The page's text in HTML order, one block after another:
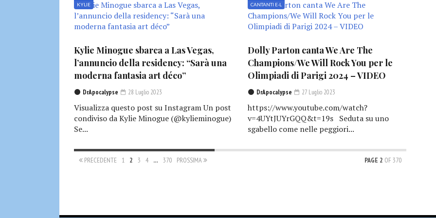
KYLIE
Kylie Minogue sbarca a Las Vegas,
l’annuncio della residency: “Sarà una
moderna fantasia art déco”
DrApocalypse 28 Luglio 2023
Visualizza questo post su Instagram Un post
condiviso da Kylie Minogue (@kylieminogue)
Se...
CANTANTI E-L
Dolly Parton canta We Are The
Champions/We Will Rock You per le
Olimpiadi di Parigi 2024 – VIDEO
DrApocalypse 27 Luglio 2023
https://www.youtube.com/watch?
v=4UYtJUYrGQQ&t=19s Seduta su uno
sgabello come nelle peggiori...
PRECEDENTE 1 2 3 4 … 370 PROSSIMA PAGE 2 OF 370